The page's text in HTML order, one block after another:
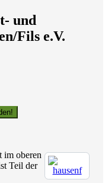
und
Fils e.V.
im oberen
Teil der